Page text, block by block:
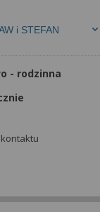
i STEFAN
- rodzinna